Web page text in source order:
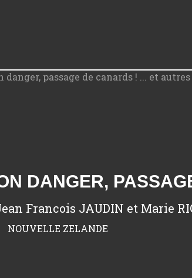
Francois JAUDIN et Marie
NOUVELLE ZELANDE